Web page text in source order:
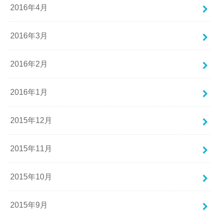
2016年4月
2016年3月
2016年2月
2016年1月
2015年12月
2015年11月
2015年10月
2015年9月